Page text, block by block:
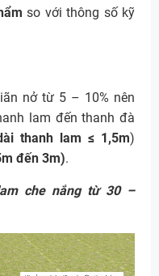
so với thông số kỹ
nở từ 5 – 10% nên
lam đến thanh đà
thanh lam ≤ 1,5m)
đến 3m).
che nắng từ 30 –